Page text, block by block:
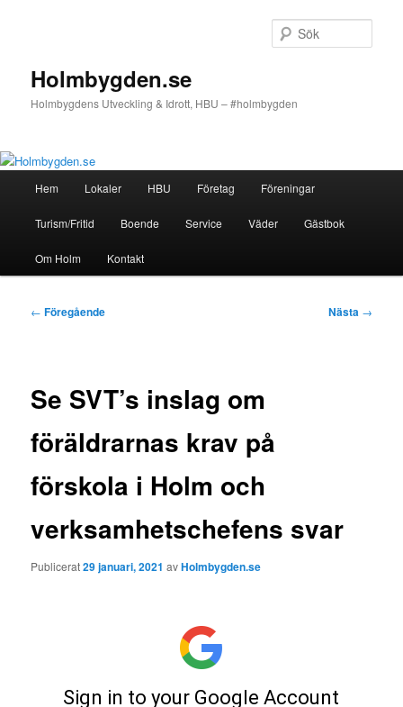
Holmbygden.se
Holmbygdens Utveckling & Idrott, HBU – #holmbygden
Hem Lokaler HBU Företag Föreningar
Turism/Fritid Boende Service Väder Gästbok
Om Holm Kontakt
Inläggsnavigering
← Föregående Nästa →
Se SVT’s inslag om
föräldrarnas krav på
förskola i Holm och
verksamhetschefens svar
Publicerat29 januari, 2021 avHolmbygden.se